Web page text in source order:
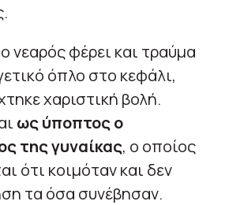
νεαρός φέρει και τραύμα
όπλο στο κεφάλι,
χαριστική βολή.
ως ύποπτος ο
της γυναίκας, ο οποίος
ότι κοιμόταν και δεν
τα όσα συνέβησαν.